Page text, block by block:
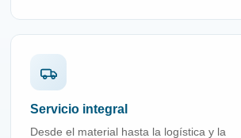
Servicio integral
Desde el material hasta la logística y la